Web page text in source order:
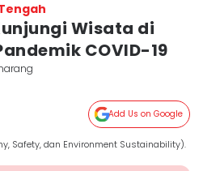
Wisata di
COVID-19
Add Us on Google
Safety, dan Environment Sustainability).